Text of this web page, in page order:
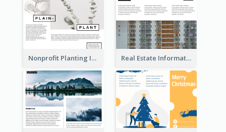
Nonprofit Planting Informational Brochure Real Estate Informational Tri Fold Brochure